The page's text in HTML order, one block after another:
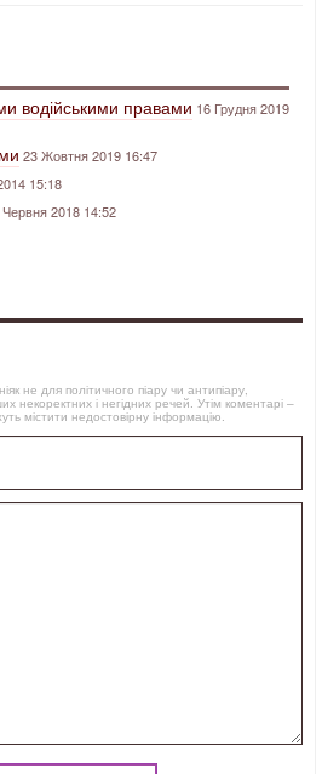
водійськими правами 16 Грудня 2019
23 Жовтня 2019 16:47
15:18
2018 14:52
не для політичного піару чи антипіару,
некоректних і негідних речей. Утім коментарі –
містити недостовірну інформацію.